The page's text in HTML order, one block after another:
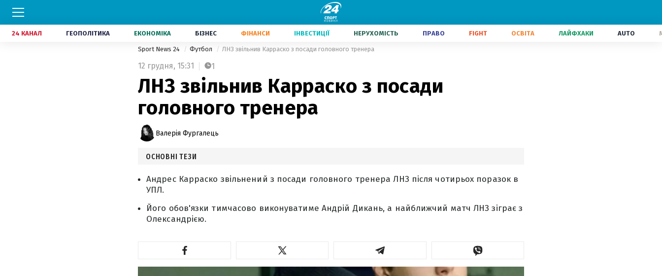
24 КАНАЛ ГЕОПОЛІТИКА ЕКОНОМІКА БІЗНЕС ФІНАНСИ ІНВЕСТИЦІЇ НЕРУХОМІСТЬ ПРАВО FIGHT ОСВІТА ЛАЙФХАКИ AUTO
Sport News 24 Футбол ЛНЗ звільнив Карраско з посади головного тренера
12 грудня, 15:31 1
ЛНЗ звільнив Карраско з посади
головного тренера
Валерія Фургалець
ОСНОВНІ ТЕЗИ
Андрес Карраско звільнений з посади головного тренера ЛНЗ після чотирьох поразок в
УПЛ.
Його обов'язки тимчасово виконуватиме Андрій Дикань, а найближчий матч ЛНЗ зіграє з
Олександрією.